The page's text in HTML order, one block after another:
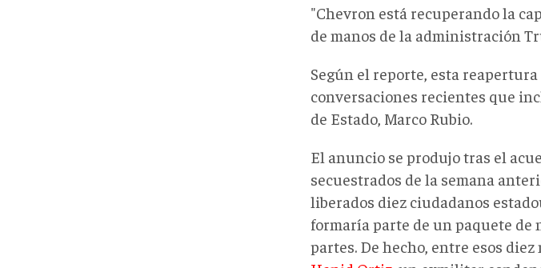
"Chevron está recuperando la
de manos de la administración
Según el reporte, esta
conversaciones recientes que
de Estado, Marco Rubio.
El anuncio se produjo tras el
secuestrados de la semana
liberados diez ciudadanos
formaría parte de un paquete de
partes. De hecho, entre esos